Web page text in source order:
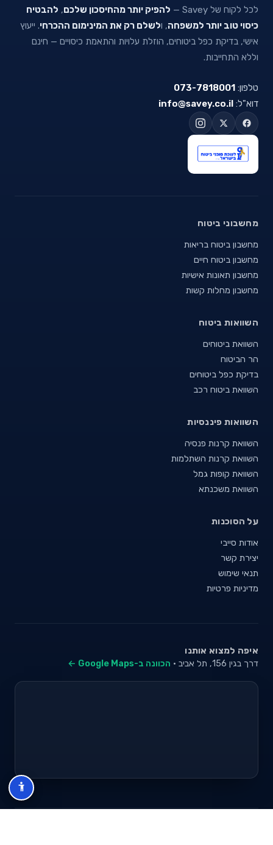
לכל לקוח של Savey —
להפיק יותר מהחיסכון שלכם, להבטיח
כיסוי טוב יותר למשפחה, ולשלם רק את המינימום ההכרחי. ייעוץ
אישי, בדיקת כפל ביטוחים, הוזלת עלויות והתאמת כיסויים — חינם
וללא התחייבות.
טלפון: 073-7818001
דוא"ל: info@savey.co.il
מחשבוני ביטוח
מחשבון ביטוח בריאות
מחשבון ביטוח חיים
מחשבון תאונות אישיות
מחשבון מחלות קשות
השוואות ביטוח
השוואת ביטוחים
הר הביטוח
בדיקת כפל ביטוחים
השוואת ביטוח רכב
השוואות פיננסיות
השוואת קרנות פנסיה
השוואת קרנות השתלמות
השוואת קופות גמל
השוואת משכנתא
על הסוכנות
אודות סייבי
יצירת קשר
תנאי שימוש
מדיניות פרטיות
איפה למצוא אותנו
דרך בגין 156, תל אביב · הכוונה ב-Google Maps ←